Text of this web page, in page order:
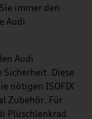
immer den
Audi
Audi
Diese
nötigen ISOFIX
Zubehör. Für
Plüschlenkrad